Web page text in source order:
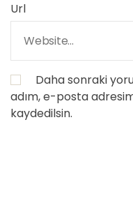
Url
Daha sonraki
adım, e-posta
kaydedilsin.